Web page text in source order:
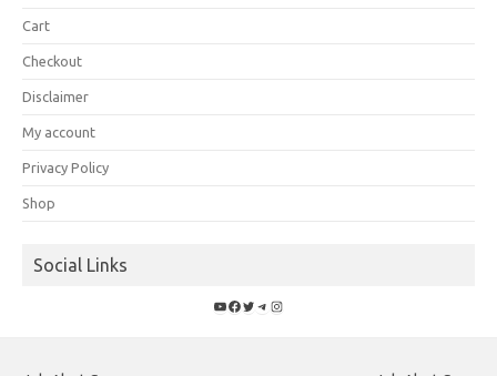
Cart
Checkout
Disclaimer
My account
Privacy Policy
Shop
Social Links
YouTube
Facebook
Twitter
Telegram
Instagram